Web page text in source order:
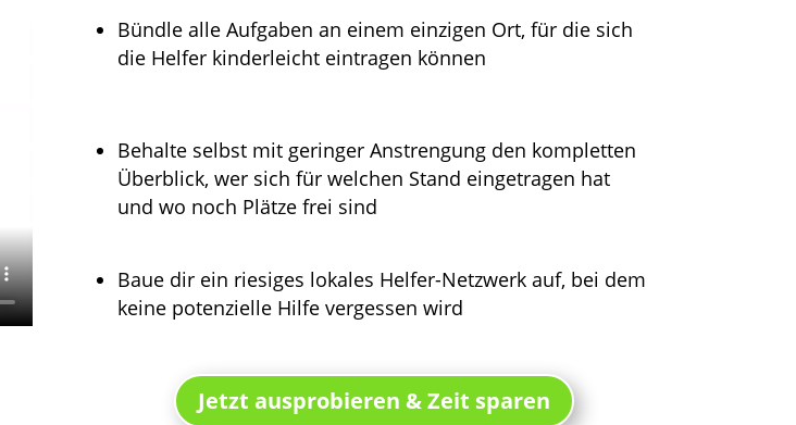
Bündle alle Aufgaben an einem einzigen Ort, für die sich
die Helfer kinderleicht eintragen können
Behalte selbst mit geringer Anstrengung den kompletten
Überblick, wer sich für welchen Stand eingetragen hat
und wo noch Plätze frei sind
Baue dir ein riesiges lokales Helfer-Netzwerk auf, bei dem
keine potenzielle Hilfe vergessen wird
Jetzt ausprobieren & Zeit sparen